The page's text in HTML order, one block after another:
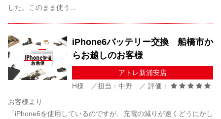
した。このまま使う...
iPhone6バッテリー交換 船橋市か
らお越しのお客様
アトレ新浦安店
H様 ／担当：中野 ／ 評価：
お客様より
「iPhone6を使用しているのですが、充電の減りが速くどうにかし